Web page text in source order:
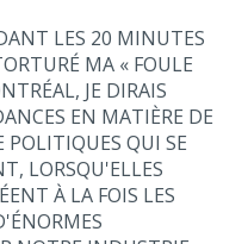
LES 20 MINUTES
MA « FOULE
JE DIRAIS
EN MATIÈRE DE
POLITIQUES QUI SE
LORSQU'ELLES
À LA FOIS LES